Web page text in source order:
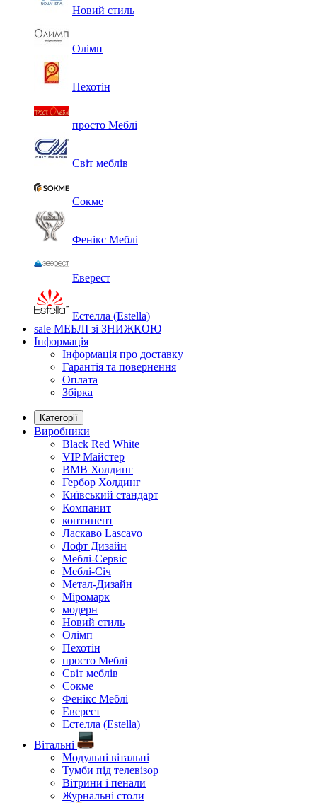
Новий стиль
Олімп
Пехотін
просто Меблі
Світ меблів
Сокме
Фенікс Меблі
Еверест
Естелла (Estella)
sale МЕБЛІ зі ЗНИЖКОЮ
Інформація
Інформація про доставку
Гарантія та повернення
Оплата
Збірка
Категорії
Виробники
Black Red White
VIP Майстер
ВМВ Холдинг
Гербор Холдинг
Київський стандарт
Компанит
континент
Ласкаво Lascavo
Лофт Дизайн
Меблі-Сервіс
Меблі-Січ
Метал-Дизайн
Міромарк
модерн
Новий стиль
Олімп
Пехотін
просто Меблі
Світ меблів
Сокме
Фенікс Меблі
Еверест
Естелла (Estella)
Вітальні
Модульні вітальні
Тумби під телевізор
Вітрини і пенали
Журнальні столи